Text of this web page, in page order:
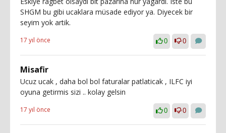
SHGM bu gibi ucaklara müsade ediyor ya. Diyecek bir
seyim yok artik.
17 yıl önce 0 0
Misafir
Ucuz ucak , daha bol bol faturalar patlaticak , ILFC iyi
oyuna getirmis sizi .. kolay gelsin
17 yıl önce 0 0